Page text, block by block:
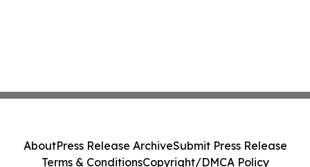
AboutPress Release ArchiveSubmit Press Release
Terms & ConditionsCopyright/DMCA Policy